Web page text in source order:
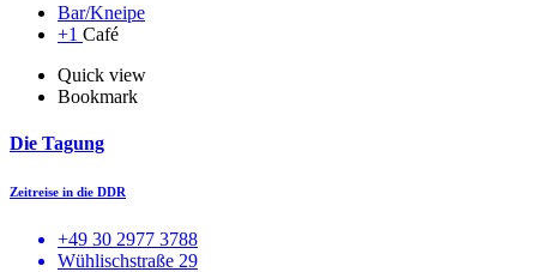
Bar/Kneipe
+1 Café
Quick view
Bookmark
Die Tagung
Zeitreise in die DDR
+49 30 2977 3788
Wühlischstraße 29